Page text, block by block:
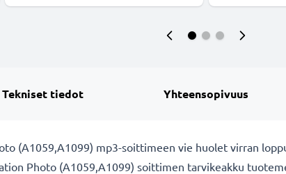
Tekniset tiedot Yhteensopivuus
(A1059,A1099) mp3-soittimeen vie huolet virran
Photo (A1059,A1099) soittimen tarvikeakku